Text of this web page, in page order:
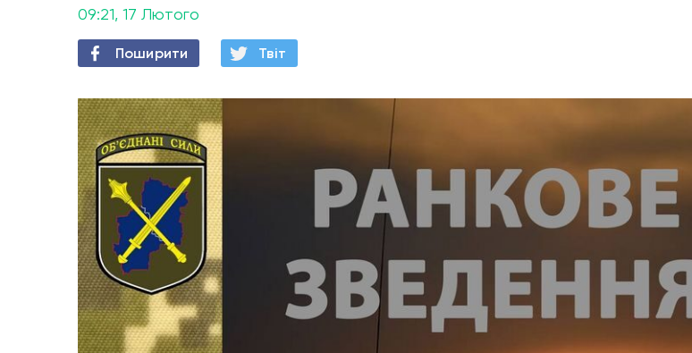
09:21, 17 Лютого
Поширити Твiт